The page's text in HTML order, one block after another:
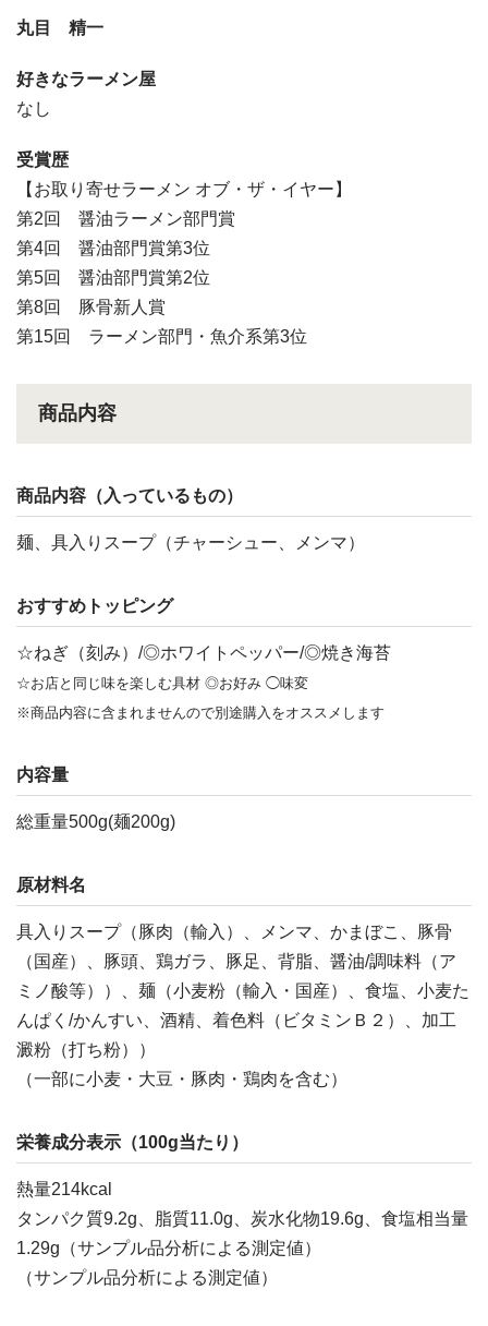
丸目 精一
好きなラーメン屋
なし
受賞歴
【お取り寄せラーメン オブ・ザ・イヤー】
第2回 醤油ラーメン部門賞
第4回 醤油部門賞第3位
第5回 醤油部門賞第2位
第8回 豚骨新人賞
第15回 ラーメン部門・魚介系第3位
商品内容
商品内容（入っているもの）
麺、具入りスープ（チャーシュー、メンマ）
おすすめトッピング
☆ねぎ（刻み）/◎ホワイトペッパー/◎焼き海苔
☆お店と同じ味を楽しむ具材 ◎お好み ◯味変
※商品内容に含まれませんので別途購入をオススメします
内容量
総重量500g(麺200g)
原材料名
具入りスープ（豚肉（輸入）、メンマ、かまぼこ、豚骨
（国産）、豚頭、鶏ガラ、豚足、背脂、醤油/調味料（ア
ミノ酸等））、麺（小麦粉（輸入・国産）、食塩、小麦た
んぱく/かんすい、酒精、着色料（ビタミンＢ２）、加工
澱粉（打ち粉））
（一部に小麦・大豆・豚肉・鶏肉を含む）
栄養成分表示（100g当たり）
熱量214kcal
タンパク質9.2g、脂質11.0g、炭水化物19.6g、食塩相当量
1.29g（サンプル品分析による測定値）
（サンプル品分析による測定値）